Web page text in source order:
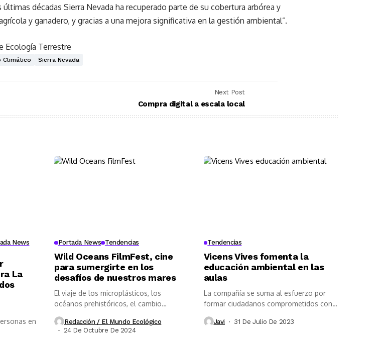
décadas Sierra Nevada ha recuperado parte de su cobertura arbórea y
y ganadero, y gracias a una mejora significativa en la gestión ambiental”.
Ecología Terrestre
Climático Sierra Nevada
Next Post
Compra digital a escala local
News
La
en
Portada News Tendencias
Wild Oceans FilmFest, cine
para sumergirte en los
desafíos de nuestros mares
El viaje de los microplásticos, los
océanos prehistóricos, el cambio
climático o...
Redacción / El Mundo Ecológico
24 De Octubre De 2024
Tendencias
Vicens Vives fomenta la
educación ambiental en las
aulas
La compañía se suma al esfuerzo por
formar ciudadanos comprometidos con
el...
Javi 31 De Julio De 2023